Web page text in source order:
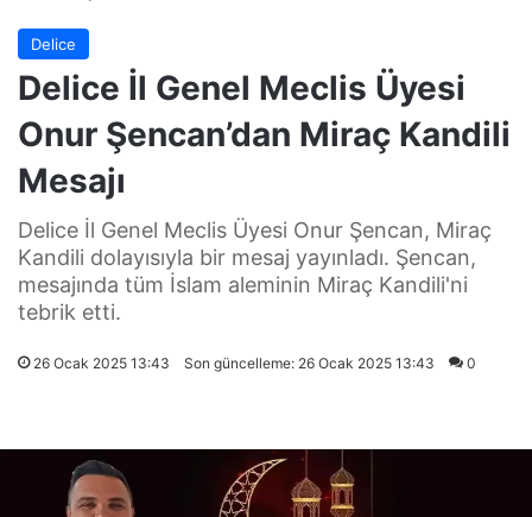
Delice
Delice İl Genel Meclis Üyesi
Onur Şencan’dan Miraç Kandili
Mesajı
Delice İl Genel Meclis Üyesi Onur Şencan, Miraç
Kandili dolayısıyla bir mesaj yayınladı. Şencan,
mesajında tüm İslam aleminin Miraç Kandili'ni
tebrik etti.
26 Ocak 2025 13:43 Son güncelleme: 26 Ocak 2025 13:43 0